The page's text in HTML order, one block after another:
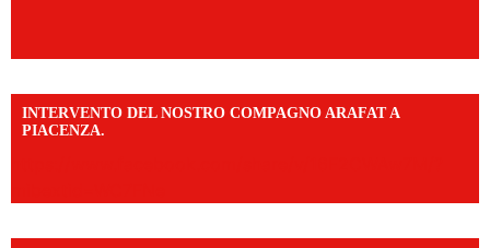
INTERVENTO DEL NOSTRO COMPAGNO ARAFAT A
PIACENZA.